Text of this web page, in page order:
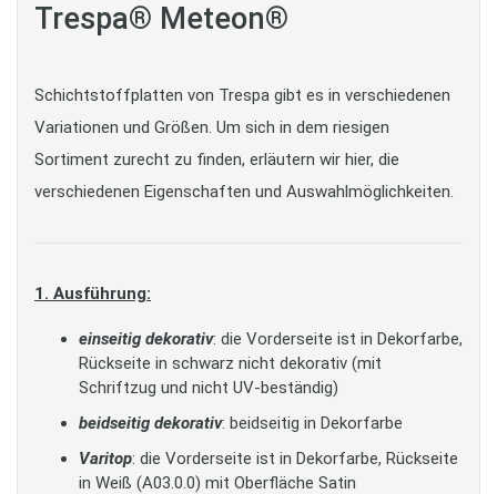
Trespa® Meteon®
Schichtstoffplatten von Trespa gibt es in verschiedenen
Variationen und Größen. Um sich in dem riesigen
Sortiment zurecht zu finden, erläutern wir hier, die
verschiedenen Eigenschaften und Auswahlmöglichkeiten.
1. Ausführung:
einseitig dekorativ: die Vorderseite ist in Dekorfarbe,
Rückseite in schwarz nicht dekorativ (mit
Schriftzug und nicht UV-beständig)
beidseitig dekorativ: beidseitig in Dekorfarbe
Varitop: die Vorderseite ist in Dekorfarbe, Rückseite
in Weiß (A03.0.0) mit Oberfläche Satin